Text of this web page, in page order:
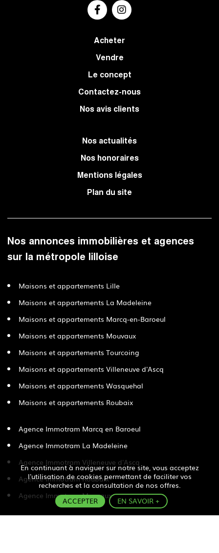
En continuant à naviguer sur notre site, vous acceptez
l'utilisation de cookies permettant de faciliter vos
recherches et la consultation de nos offres.
ACCEPTER
EN SAVOIR +
Acheter
Vendre
Le concept
Contactez-nous
Nos avis clients
Nos actualités
Nos honoraires
Mentions légales
Plan du site
Nos annonces immobilières et agences
sur la métropole lilloise
Maisons et appartements Lille
Maisons et appartements La Madeleine
Maisons et appartements Marcq-en-Baroeul
Maisons et appartements Mouvaux
Maisons et appartements Tourcoing
Maisons et appartements Villeneuve d'Ascq
Maisons et appartements Wasquehal
Maisons et appartements Roubaix
Agence Immotram Marcq en Baroeul
Agence Immotram La Madeleine
Agence Immotram Villeneuve d'Ascq
Agence Immotram Roubaix
Agence Immotram Mouvaux